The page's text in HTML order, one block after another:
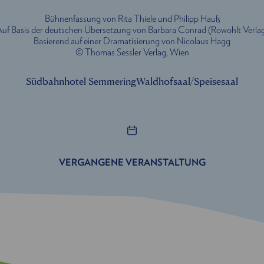
Bühnenfassung von Rita Thiele und Philipp Hauß
Basis der deutschen Übersetzung von Barbara Conrad (Rowohlt
Basierend auf einer Dramatisierung von Nicolaus Hagg
© Thomas Sessler Verlag, Wien
Südbahnhotel SemmeringWaldhofsaal/Speisesaal
VERGANGENE VERANSTALTUNG